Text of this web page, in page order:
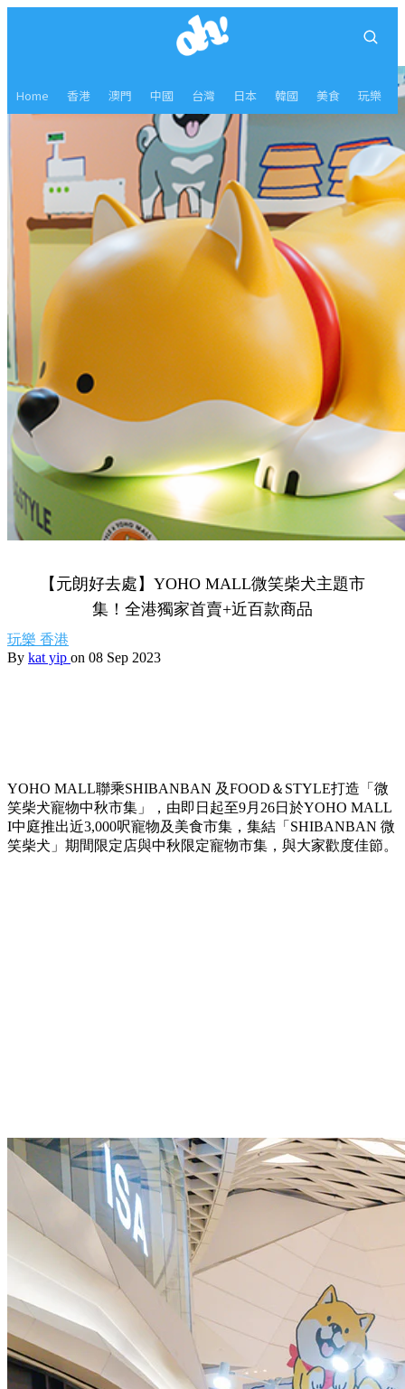
Home 香港 澳門 中國 台灣 日本 韓國 美食 玩樂
【元朗好去處】YOHO MALL微笑柴犬主題市
集！全港獨家首賣+近百款商品
玩樂 香港
By kat yip on 08 Sep 2023
YOHO MALL聯乘SHIBANBAN 及FOOD＆STYLE打造「微
笑柴犬寵物中秋市集」，由即日起至9月26日於YOHO MALL
I中庭推出近3,000呎寵物及美食市集，集結「SHIBANBAN 微
笑柴犬」期間限定店與中秋限定寵物市集，與大家歡度佳節。